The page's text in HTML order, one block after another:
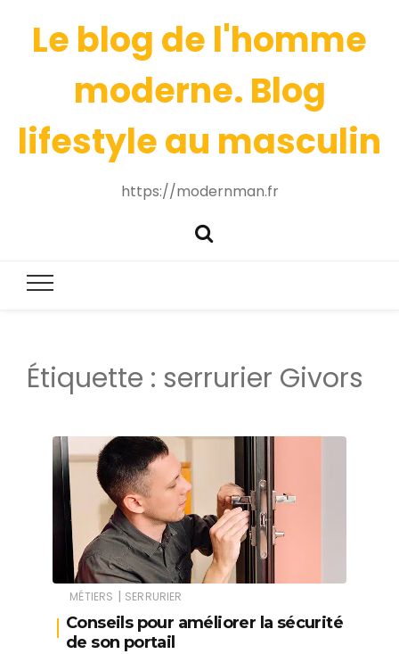
Le blog de l'homme
moderne. Blog
lifestyle au masculin
https://modernman.fr
Étiquette : serrurier Givors
MÉTIERS | SERRURIER
Conseils pour améliorer la sécurité
de son portail